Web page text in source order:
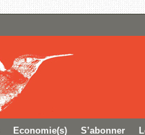
Economie(s) S’abonner